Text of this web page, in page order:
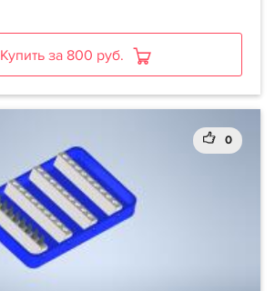
Купить за 800 руб.
0